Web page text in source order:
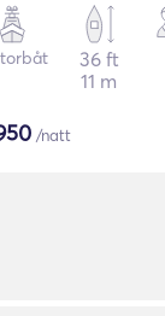
36 ft
11 m
/natt